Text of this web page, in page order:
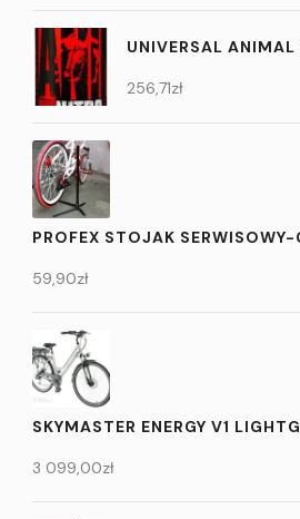
UNIVERSAL
256,71zł
PROFEX STOJAK
59,90zł
SKYMASTER ENERGY V1
3 099,00zł